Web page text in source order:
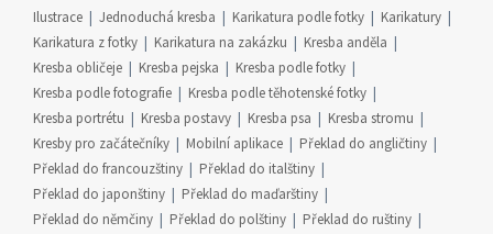
Ilustrace Jednoduchá kresba Karikatura podle fotky
Karikatury
Karikatura z fotky
Karikatura na zakázku
Kresba anděla
Kresba obličeje
Kresba pejska
Kresba podle fotky
Kresba podle fotografie
Kresba podle těhotenské fotky
Kresba portrétu
Kresba postavy Kresba psa
Kresba stromu
Kresby pro začátečníky
Mobilní aplikace
Překlad do angličtiny
Překlad do francouzštiny
Překlad do italštiny
Překlad do japonštiny
Překlad do maďarštiny
Překlad do němčiny
Překlad do polštiny
Překlad do ruštiny